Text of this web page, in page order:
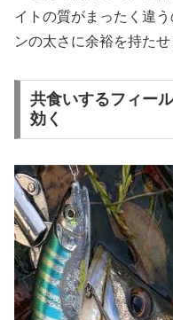
イトの質がまったく違
ンの太さに余裕を持たせ
共食いするフィー
効く